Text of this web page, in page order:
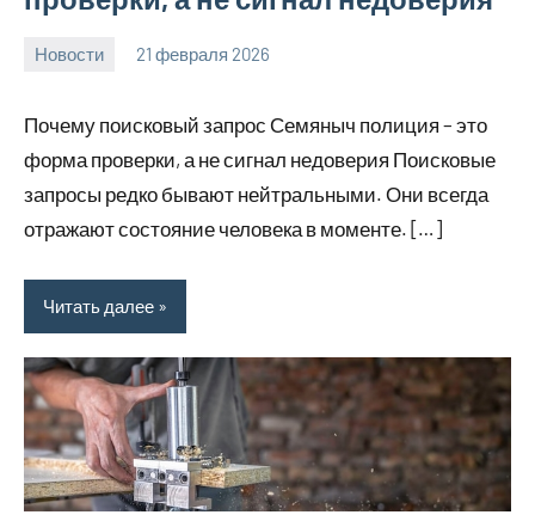
Новости 21 февраля 2026
Почему поисковый запрос Семяныч полиция – это
форма проверки, а не сигнал недоверия Поисковые
запросы редко бывают нейтральными. Они всегда
отражают состояние человека в моменте. […]
Читать далее